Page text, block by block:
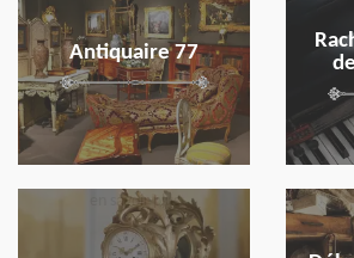
Antiquaire 77
en savoir plus